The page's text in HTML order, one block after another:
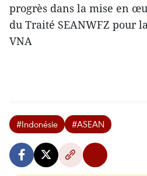
progrès dans la mise en
du Traité SEANWFZ pour
VNA
#Indonésie #ASEAN